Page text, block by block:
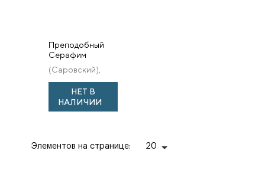
Преподобный
Серафим
Саровский. В
литографии XIX
— начала XX вв.
(Саровский),
НЕТ В
НАЛИЧИИ
Элементов на странице: 20